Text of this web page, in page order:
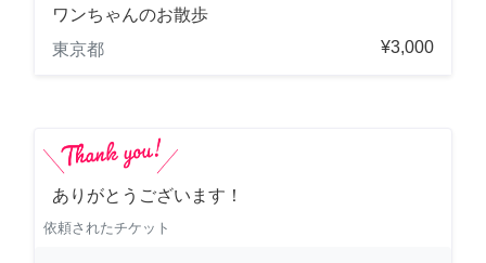
ワンちゃんのお散歩
東京都
¥3,000
ありがとうございます！
依頼されたチケット